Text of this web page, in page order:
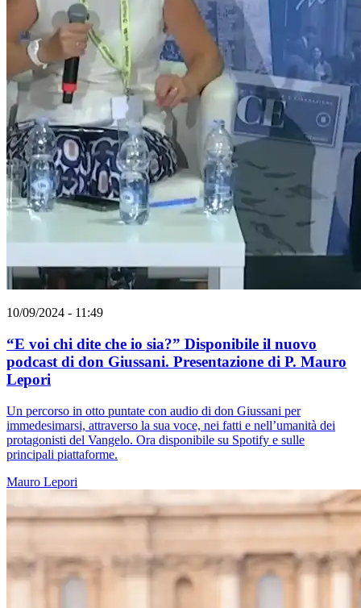
10/09/2024 - 11:49
“E voi chi dite che io sia?” Disponibile il nuovo
podcast di don Giussani. Presentazione di P. Mauro
Lepori
Un percorso in otto puntate con audio di don Giussani per
immedesimarsi, attraverso la sua voce, nei fatti e nell’umanità dei
protagonisti del Vangelo. Ora disponibile su Spotify e sulle
principali piattaforme.
Mauro Lepori